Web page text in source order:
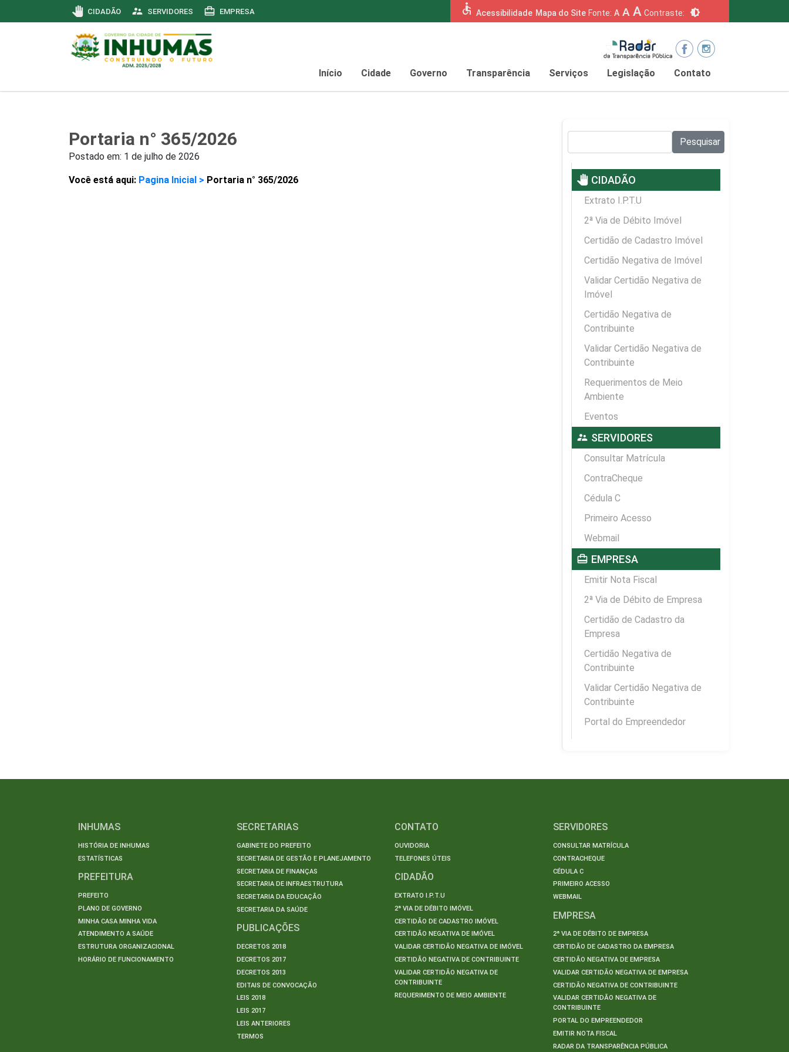
pan_tool CIDADÃO supervisor_account SERVIDORES card_travel EMPRESA accessible Acessibilidade Mapa do Site Fonte: A A A Contraste: brightness_6
Início Cidade Governo Transparência Serviços Legislação Contato
Portaria n° 365/2026
Postado em: 1 de julho de 2026
Você está aqui: Pagina Inicial > Portaria n° 365/2026
Pesquisar
pan_tool CIDADÃO
Extrato I.P.T.U
2ª Via de Débito Imóvel
Certidão de Cadastro Imóvel
Certidão Negativa de Imóvel
Validar Certidão Negativa de
Imóvel
Certidão Negativa de
Contribuinte
Validar Certidão Negativa de
Contribuinte
Requerimentos de Meio
Ambiente
Eventos
supervisor_account SERVIDORES
Consultar Matrícula
ContraCheque
Cédula C
Primeiro Acesso
Webmail
card_travel EMPRESA
Emitir Nota Fiscal
2ª Via de Débito de Empresa
Certidão de Cadastro da
Empresa
Certidão Negativa de
Contribuinte
Validar Certidão Negativa de
Contribuinte
Portal do Empreendedor
INHUMAS
HISTÓRIA DE INHUMAS
ESTATÍSTICAS
PREFEITURA
PREFEITO
PLANO DE GOVERNO
MINHA CASA MINHA VIDA
ATENDIMENTO A SAÚDE
ESTRUTURA ORGANIZACIONAL
HORÁRIO DE FUNCIONAMENTO
SECRETARIAS
GABINETE DO PREFEITO
SECRETARIA DE GESTÃO E PLANEJAMENTO
SECRETARIA DE FINANÇAS
SECRETARIA DE INFRAESTRUTURA
SECRETARIA DA EDUCAÇÃO
SECRETARIA DA SAÚDE
PUBLICAÇÕES
DECRETOS 2018
DECRETOS 2017
DECRETOS 2013
EDITAIS DE CONVOCAÇÃO
LEIS 2018
LEIS 2017
LEIS ANTERIORES
TERMOS
CONTATO
OUVIDORIA
TELEFONES ÚTEIS
CIDADÃO
EXTRATO I.P.T.U
2ª VIA DE DÉBITO IMÓVEL
CERTIDÃO DE CADASTRO IMÓVEL
CERTIDÃO NEGATIVA DE IMÓVEL
VALIDAR CERTIDÃO NEGATIVA DE IMÓVEL
CERTIDÃO NEGATIVA DE CONTRIBUINTE
VALIDAR CERTIDÃO NEGATIVA DE
CONTRIBUINTE
REQUERIMENTO DE MEIO AMBIENTE
SERVIDORES
CONSULTAR MATRÍCULA
CONTRACHEQUE
CÉDULA C
PRIMEIRO ACESSO
WEBMAIL
EMPRESA
2ª VIA DE DÉBITO DE EMPRESA
CERTIDÃO DE CADASTRO DA EMPRESA
CERTIDÃO NEGATIVA DE EMPRESA
VALIDAR CERTIDÃO NEGATIVA DE EMPRESA
CERTIDÃO NEGATIVA DE CONTRIBUINTE
VALIDAR CERTIDÃO NEGATIVA DE
CONTRIBUINTE
PORTAL DO EMPREENDEDOR
EMITIR NOTA FISCAL
RADAR DA TRANSPARÊNCIA PÚBLICA